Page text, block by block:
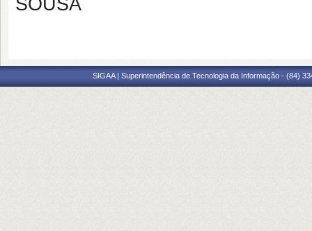
SOUSA
SIGAA | Superintendência de Tecnologia da Informação - (84)